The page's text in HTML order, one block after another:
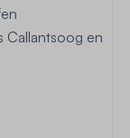
Callantsoog en